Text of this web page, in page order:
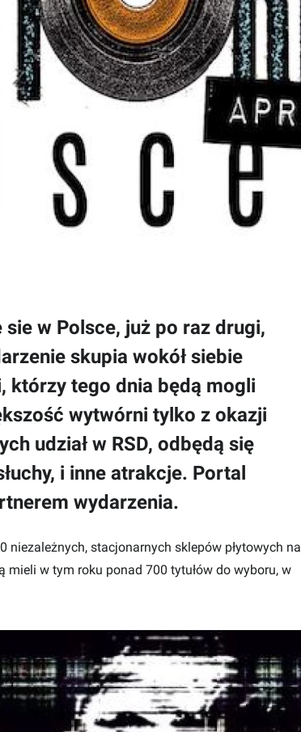
w Polsce, już po raz drugi,
skupia wokół siebie
którzy tego dnia będą mogli
wytwórni tylko z okazji
udział w RSD, odbędą się
i inne atrakcje. Portal
wydarzenia.
niezależnych, stacjonarnych sklepów płytowych na
mieli w tym roku ponad 700 tytułów do wyboru, w